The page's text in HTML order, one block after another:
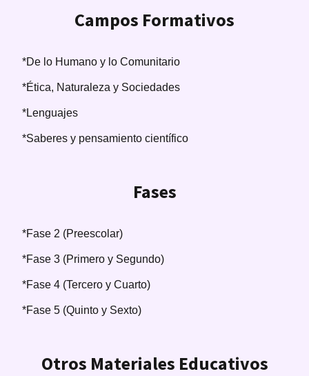
Campos Formativos
*De lo Humano y lo Comunitario
*Ética, Naturaleza y Sociedades
*Lenguajes
*Saberes y pensamiento científico
Fases
*Fase 2 (Preescolar)
*Fase 3 (Primero y Segundo)
*Fase 4 (Tercero y Cuarto)
*Fase 5 (Quinto y Sexto)
Otros Materiales Educativos